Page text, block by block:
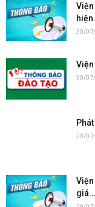
30/
30/
29/
giá...